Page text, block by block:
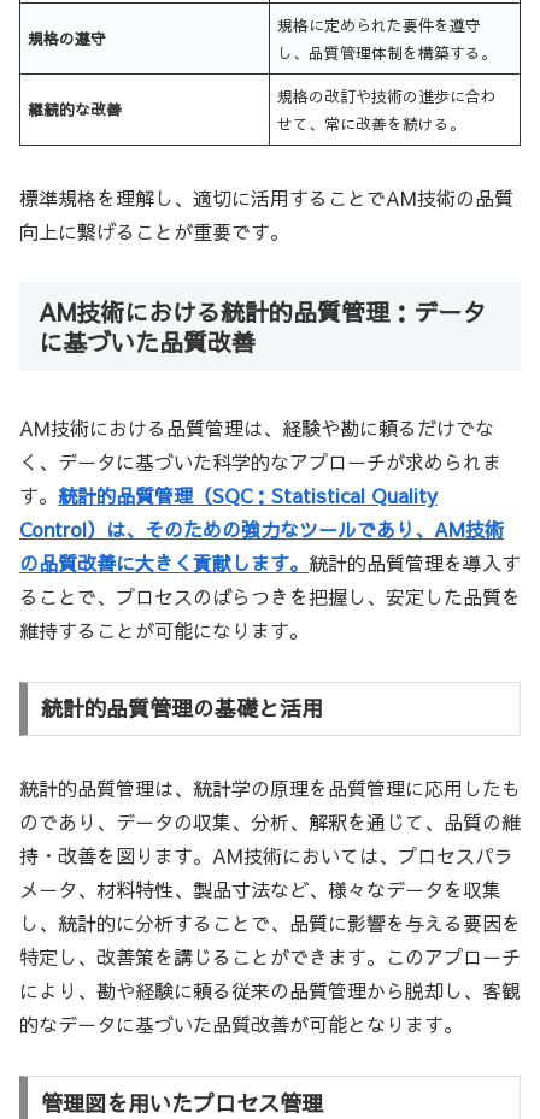
規格の遵守
規格に定められた要件を遵守
し、品質管理体制を構築する。
継続的な改善
規格の改訂や技術の進歩に合わ
せて、常に改善を続ける。
標準規格を理解し、適切に活用することでAM技術の品質
向上に繋げることが重要です。
AM技術における統計的品質管理：データ
に基づいた品質改善
AM技術における品質管理は、経験や勘に頼るだけでな
く、データに基づいた科学的なアプローチが求められま
す。 統計的品質管理（SQC：Statistical Quality
Control）は、そのための強力なツールであり、AM技術
の品質改善に大きく貢献します。 統計的品質管理を導入す
ることで、プロセスのばらつきを把握し、安定した品質を
維持することが可能になります。
統計的品質管理の基礎と活用
統計的品質管理は、統計学の原理を品質管理に応用したも
のであり、データの収集、分析、解釈を通じて、品質の維
持・改善を図ります。AM技術においては、プロセスパラ
メータ、材料特性、製品寸法など、様々なデータを収集
し、統計的に分析することで、品質に影響を与える要因を
特定し、改善策を講じることができます。このアプローチ
により、勘や経験に頼る従来の品質管理から脱却し、客観
的なデータに基づいた品質改善が可能となります。
管理図を用いたプロセス管理